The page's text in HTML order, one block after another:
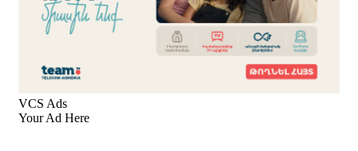
14 ժամ առաջ
Ողբերգական դեպք՝ Երևանում․ Կիևյան կամրջի
տակ հայտնաբերվել է տղամարդու մարմին